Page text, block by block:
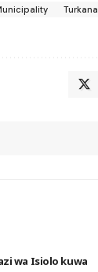
Turkana
wa Isiolo kuwa